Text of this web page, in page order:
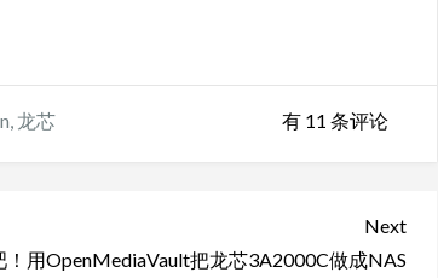
, 龙芯
一
芯
有 11 条评论
Next
Next
！用OpenMediaVault把龙芯3A2000C做成NAS